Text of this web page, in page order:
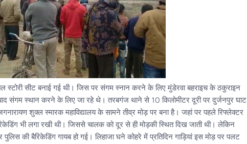
सीट बनाई गई थी। जिस पर संगम स्नान करने के लिए मुंडेरवा बहराइच के ठकुराइन
संगम स्थान करने के लिए जा रहे थे। तरबगंज थाने से 10 किलोमीटर दूरी पर दुर्जनपुर घाट
जगनारायण शुक्ल स्मारक महाविद्यालय के सामने तीव्र मोड़ पर बना है। जहां पर पहले रिफ्लेक्टर
भी लगा रखी थी। जिससे चालक को दूर से ही मोड़की स्थित दिख जाती थी। लेकिन
की बैरिकेडिंग गायब हो गई। लिहाजा घने कोहरे में प्रतिदिन गाड़ियां इस मोड़ पर पलट